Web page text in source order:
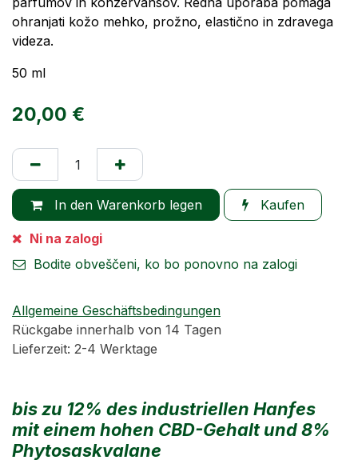
ohranjati kožo mehko, prožno, elastično in zdravega
videza.
50 ml
20,00 €
In den Warenkorb legen Kaufen
Ni na zalogi
Bodite obveščeni, ko bo ponovno na zalogi
Allgemeine Geschäftsbedingungen
Rückgabe innerhalb von 14 Tagen
Lieferzeit: 2-4 Werktage
bis zu 12% des industriellen Hanfes
mit einem hohen CBD-Gehalt und 8%
Phytosaskvalane